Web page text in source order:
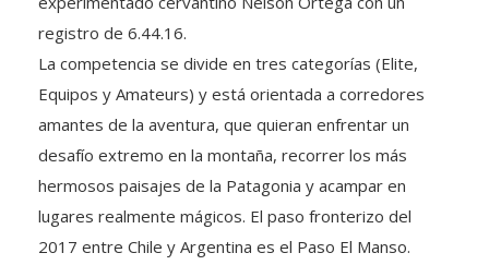
registro de 6.44.16.
La competencia se divide en tres categorías (Elite,
Equipos y Amateurs) y está orientada a corredores
amantes de la aventura, que quieran enfrentar un
desafío extremo en la montaña, recorrer los más
hermosos paisajes de la Patagonia y acampar en
lugares realmente mágicos. El paso fronterizo del
2017 entre Chile y Argentina es el Paso El Manso.